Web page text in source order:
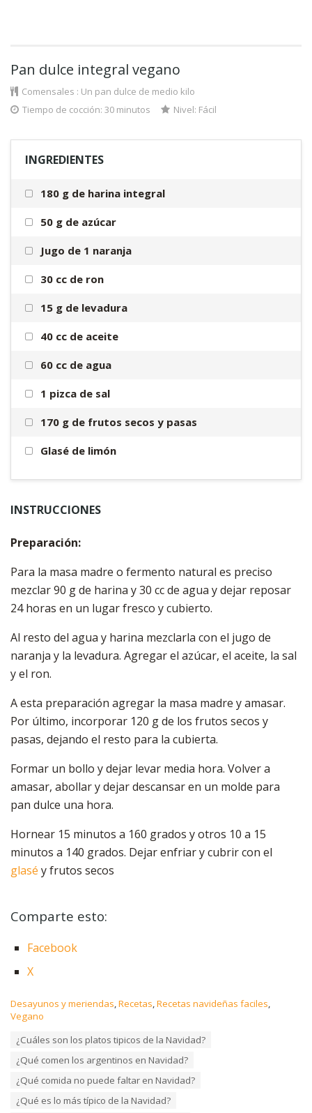
Pan dulce integral vegano
Comensales : Un pan dulce de medio kilo
Tiempo de cocción: 30 minutos
Nivel: Fácil
INGREDIENTES
180 g de harina integral
50 g de azúcar
Jugo de 1 naranja
30 cc de ron
15 g de levadura
40 cc de aceite
60 cc de agua
1 pizca de sal
170 g de frutos secos y pasas
Glasé de limón
INSTRUCCIONES
Preparación:
Para la masa madre o fermento natural es preciso
mezclar 90 g de harina y 30 cc de agua y dejar reposar
24 horas en un lugar fresco y cubierto.
Al resto del agua y harina mezclarla con el jugo de
naranja y la levadura. Agregar el azúcar, el aceite, la sal
y el ron.
A esta preparación agregar la masa madre y amasar.
Por último, incorporar 120 g de los frutos secos y
pasas, dejando el resto para la cubierta.
Formar un bollo y dejar levar media hora. Volver a
amasar, abollar y dejar descansar en un molde para
pan dulce una hora.
Hornear 15 minutos a 160 grados y otros 10 a 15
minutos a 140 grados. Dejar enfriar y cubrir con el
glasé y frutos secos
Comparte esto:
Facebook
X
C
a
Desayunos y meriendas,Recetas,Recetas navideñas faciles,
Vegano
¿Cuáles son los platos tipicos de la Navidad?
¿Qué comen los argentinos en Navidad?
¿Qué comida no puede faltar en Navidad?
¿Qué es lo más típico de la Navidad?